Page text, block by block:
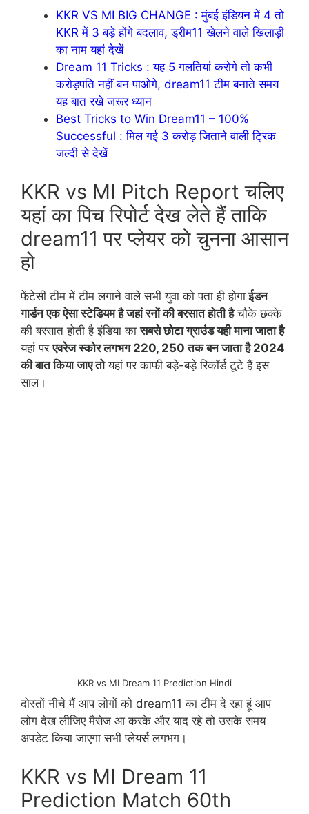
KKR VS MI BIG CHANGE : मुंबई इंडियन में 4 तो
KKR में 3 बड़े होंगे बदलाव, ड्रीम11 खेलने वाले खिलाड़ी
का नाम यहां देखें
Dream 11 Tricks : यह 5 गलतियां करोगे तो कभी
करोड़पति नहीं बन पाओगे, dream11 टीम बनाते समय
यह बात रखे जरूर ध्यान
Best Tricks to Win Dream11 – 100%
Successful : मिल गई 3 करोड़ जिताने वाली ट्रिक
जल्दी से देखें
KKR vs MI Pitch Report चलिए
यहां का पिच रिपोर्ट देख लेते हैं ताकि
dream11 पर प्लेयर को चुनना आसान
हो
फेंटेसी टीम में टीम लगाने वाले सभी युवा को पता ही होगाईडन
गार्डन एक ऐसा स्टेडियम है जहां रनों की बरसात होती हैचौके छक्के
की बरसात होती है इंडिया कासबसे छोटा ग्राउंड यही माना जाता है
यहां परएवरेज स्कोर लगभग 220, 250 तक बन जाता है 2024
की बात किया जाए तोयहां पर काफी बड़े-बड़े रिकॉर्ड टूटे हैं इस
साल।
KKR vs MI Dream 11 Prediction Hindi
दोस्तों नीचे मैं आप लोगों को dream11 का टीम दे रहा हूं आप
लोग देख लीजिए मैसेज आ करके और याद रहे तो उसके समय
अपडेट किया जाएगा सभी प्लेयर्स लगभग।
KKR vs MI Dream 11
Prediction Match 60th